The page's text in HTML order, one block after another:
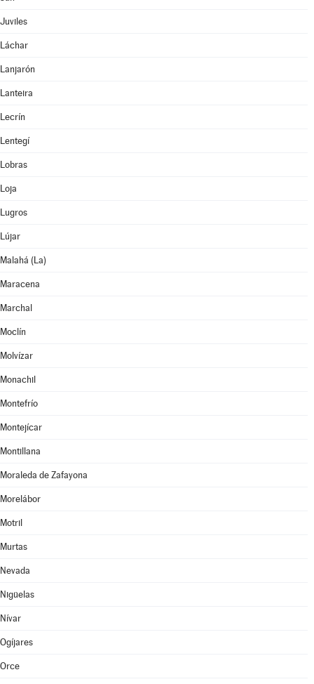
Juviles
Láchar
Lanjarón
Lanteira
Lecrín
Lentegí
Lobras
Loja
Lugros
Lújar
Malahá (La)
Maracena
Marchal
Moclín
Molvízar
Monachil
Montefrío
Montejícar
Montillana
Moraleda de Zafayona
Morelábor
Motril
Murtas
Nevada
Nigüelas
Nívar
Ogíjares
Orce